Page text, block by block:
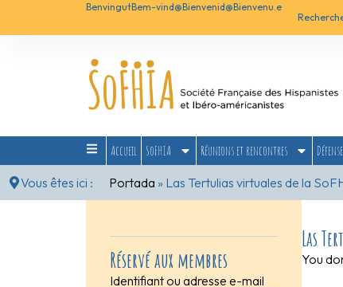
BenvingutBem-vind@Bienvenid@Bienvenu.e
Accueil SoFHIA Réunions et rencontres
Vous êtes ici :
Portada » Las Tertulias virtuales de la
Réservé aux membres
Identifiant ou adresse e-mail
Las
You